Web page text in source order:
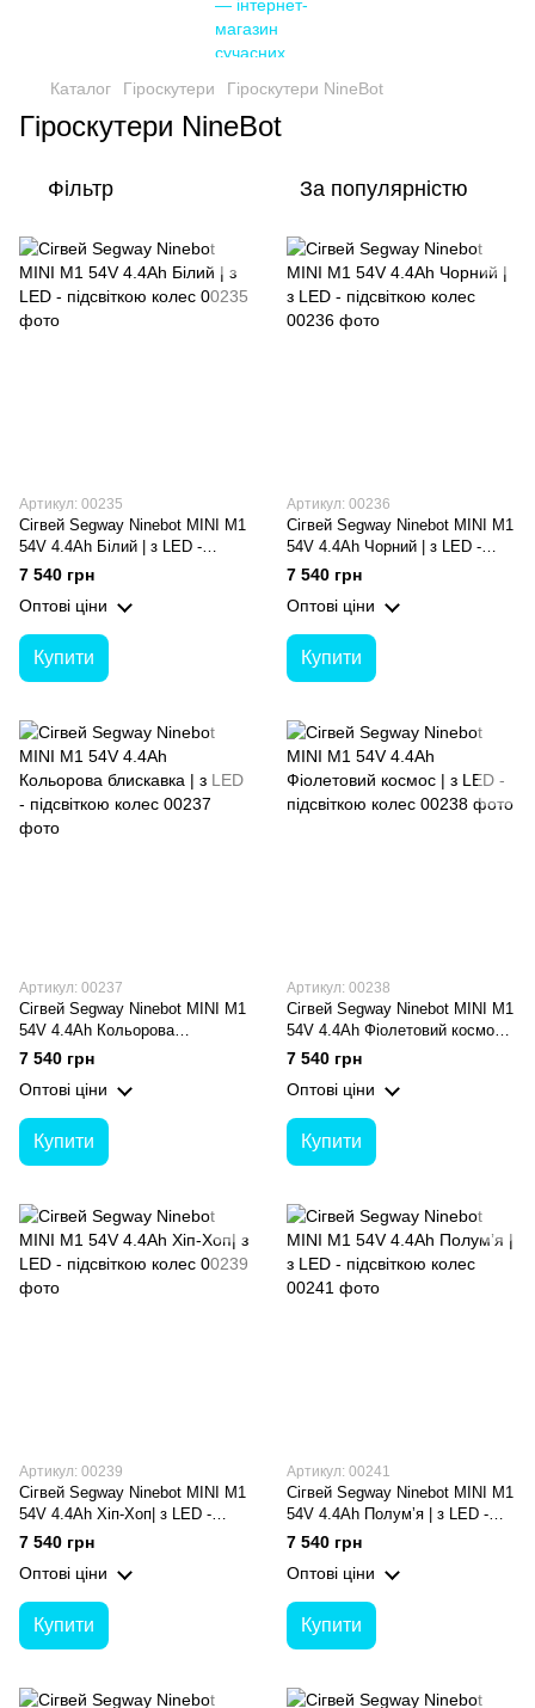
Каталог Гіроскутери Гіроскутери NineBot
Гіроскутери NineBot
Фільтр За популярністю
Артикул: 00235
Сігвей Segway Ninebot MINI M1
54V 4.4Ah Білий | з LED -
підсвіткою колес
7 540 грн
Оптові ціни
Купити
Артикул: 00236
Сігвей Segway Ninebot MINI M1
54V 4.4Ah Чорний | з LED -
підсвіткою колес
7 540 грн
Оптові ціни
Купити
Артикул: 00237
Сігвей Segway Ninebot MINI M1
54V 4.4Ah Кольорова
блискавка | з LED - підсвіткою
7 540 грн
Оптові ціни
Купити
Артикул: 00238
Сігвей Segway Ninebot MINI M1
54V 4.4Ah Фіолетовий космос |
з LED - підсвіткою колес
7 540 грн
Оптові ціни
Купити
Артикул: 00239
Сігвей Segway Ninebot MINI M1
54V 4.4Ah Хіп-Хоп| з LED -
підсвіткою колес
7 540 грн
Оптові ціни
Купити
Артикул: 00241
Сігвей Segway Ninebot MINI M1
54V 4.4Ah Полумʼя | з LED -
підсвіткою колес
7 540 грн
Оптові ціни
Купити